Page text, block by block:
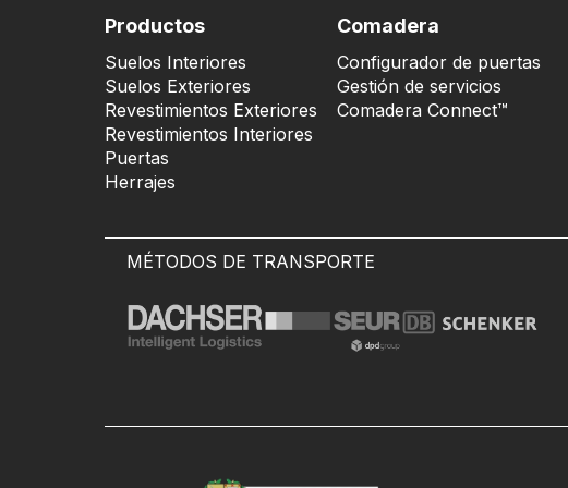
Productos
Suelos Interiores
Suelos Exteriores
Revestimientos Exteriores
Revestimientos Interiores
Puertas
Herrajes
Comadera
Configurador de puertas
Gestión de servicios
Comadera Connect™
MÉTODOS DE TRANSPORTE